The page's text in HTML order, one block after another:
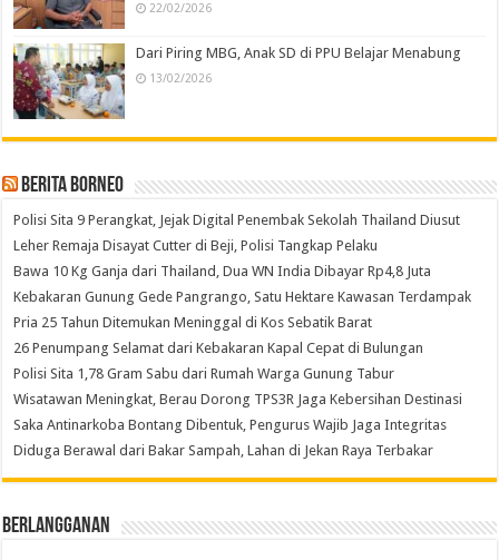
22/02/2026
Dari Piring MBG, Anak SD di PPU Belajar Menabung
13/02/2026
Berita Borneo
Polisi Sita 9 Perangkat, Jejak Digital Penembak Sekolah Thailand Diusut
Leher Remaja Disayat Cutter di Beji, Polisi Tangkap Pelaku
Bawa 10 Kg Ganja dari Thailand, Dua WN India Dibayar Rp4,8 Juta
Kebakaran Gunung Gede Pangrango, Satu Hektare Kawasan Terdampak
Pria 25 Tahun Ditemukan Meninggal di Kos Sebatik Barat
26 Penumpang Selamat dari Kebakaran Kapal Cepat di Bulungan
Polisi Sita 1,78 Gram Sabu dari Rumah Warga Gunung Tabur
Wisatawan Meningkat, Berau Dorong TPS3R Jaga Kebersihan Destinasi
Saka Antinarkoba Bontang Dibentuk, Pengurus Wajib Jaga Integritas
Diduga Berawal dari Bakar Sampah, Lahan di Jekan Raya Terbakar
Berlangganan